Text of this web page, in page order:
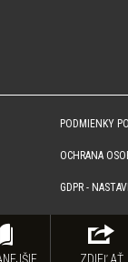
ZDIEĽAŤ
PODMIENKY
OCHRANA
GDPR -
prenos obsahu. Na tejto stránke
alebo reklamné produkty.